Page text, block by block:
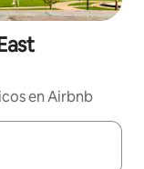
en Airbnb
navega con las